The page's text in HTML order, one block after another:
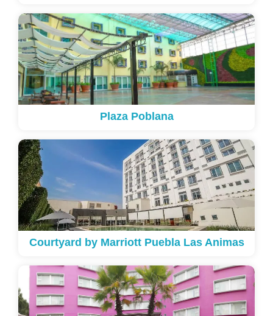
Plaza Poblana
Courtyard by Marriott Puebla Las Animas